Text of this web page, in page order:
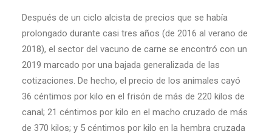
Después de un ciclo alcista de precios que se había
prolongado durante casi tres años (de 2016 al verano de
2018), el sector del vacuno de carne se encontró con un
2019 marcado por una bajada generalizada de las
cotizaciones. De hecho, el precio de los animales cayó
36 céntimos por kilo en el frisón de más de 220 kilos de
canal; 21 céntimos por kilo en el macho cruzado de más
de 370 kilos; y 5 céntimos por kilo en la hembra cruzada